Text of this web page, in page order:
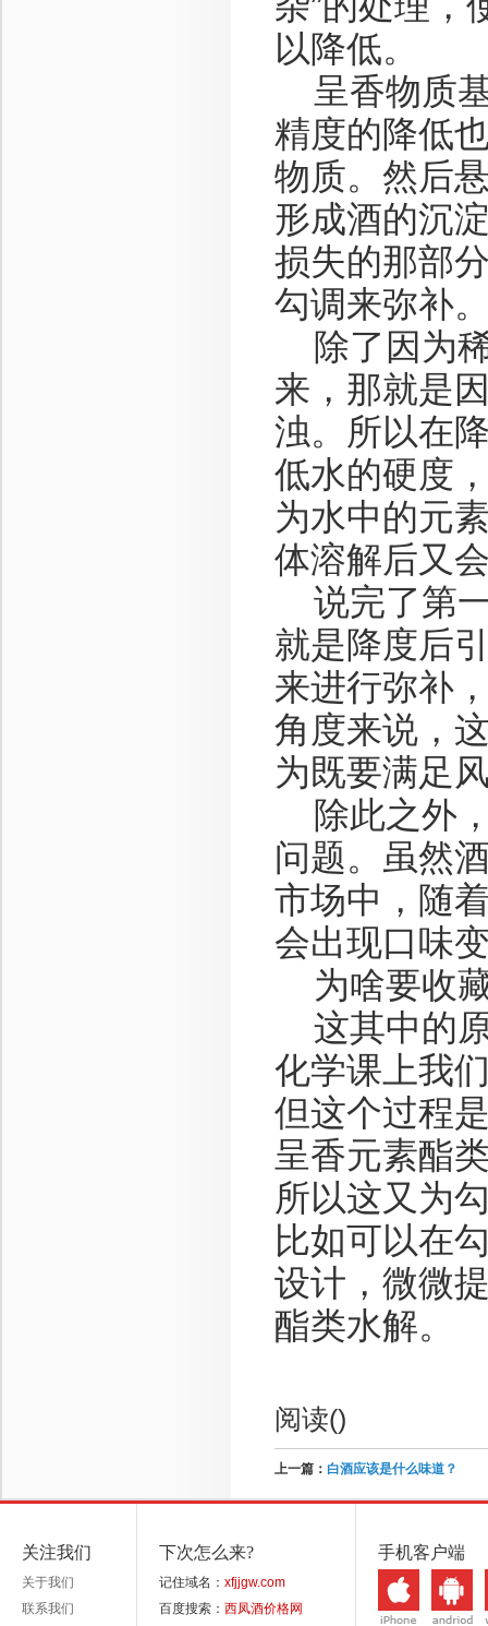
以降低。
呈香物质
精度的降低
物质。然后
形成酒的沉
损失的那部
勾调来弥补
除了因为
来，那就是
浊。所以在
低水的硬度
为水中的元
体溶解后又
说完了第
就是降度后
来进行弥补
角度来说，
为既要满足
除此之外
问题。虽然
市场中，随
会出现口味
为啥要收
这其中的
化学课上我
但这个过程
呈香元素酯
所以这又为
比如可以在
设计，微微
酯类水解。
阅读()
上一篇： 白酒应该是什么味道？
关注我们
关于我们
联系我们
下次怎么来?
记住域名： xfjjgw.com
百度搜索： 西凤酒价格网
手机客户端